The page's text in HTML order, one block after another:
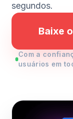
segundos.
Baixe
Com a
usuários em